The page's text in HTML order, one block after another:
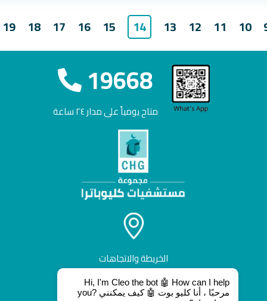
10
11
12
13
14
15
16
17
18
19
19668
متاح يومياً على مدار ٢٤ ساعة
الخريطة والاتجاهات
Hi, I'm Cleo the bot 🤖 How can I help
you? مرحبًا ، أنا كليو بوت 🤖 كيف يمكنني